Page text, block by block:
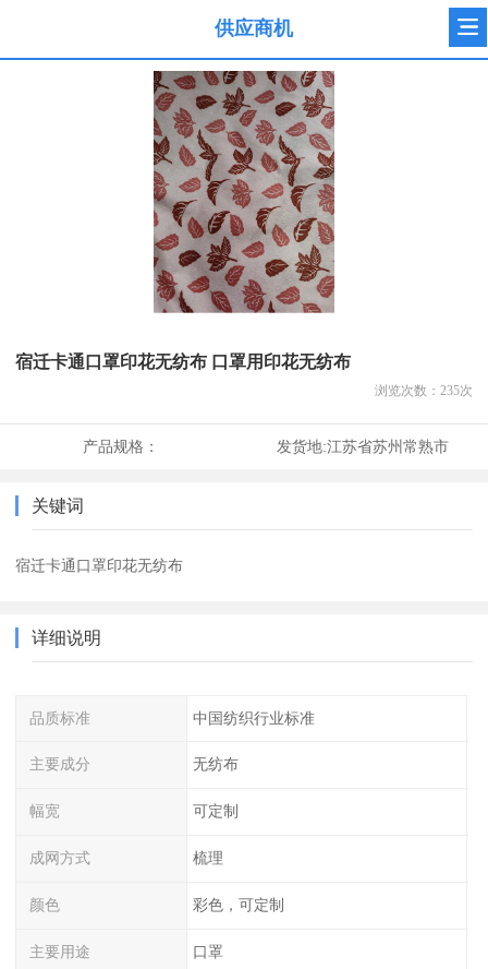
供应商机
宿迁卡通口罩印花无纺布 口罩用印花无纺布
浏览次数： 235次
产品规格： 发货地:江苏省苏州常熟市
关键词
宿迁卡通口罩印花无纺布
详细说明
品质标准 中国纺织行业标准
主要成分 无纺布
幅宽 可定制
成网方式 梳理
颜色 彩色，可定制
主要用途 口罩